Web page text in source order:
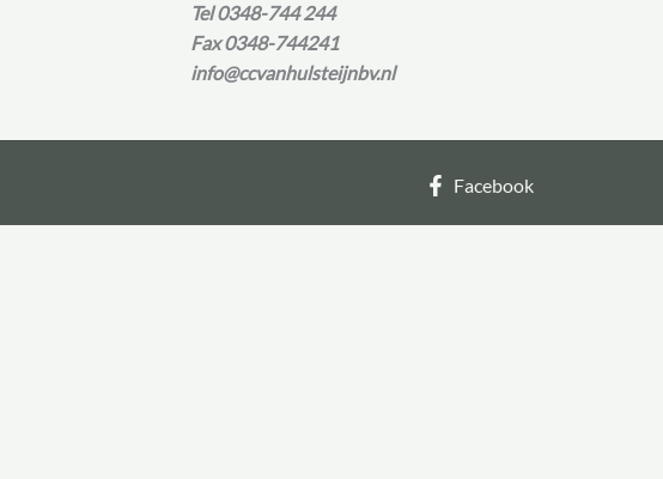
Tel 0348-744 244
Fax 0348-744241
info@ccvanhulsteijnbv.nl
Facebook